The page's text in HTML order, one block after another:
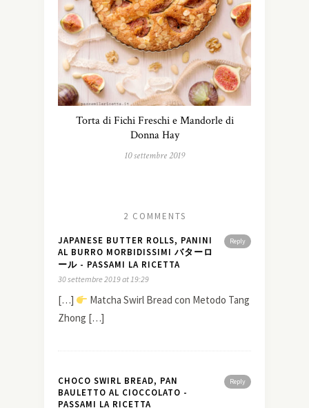
Torta di Fichi Freschi e Mandorle di
Donna Hay
10 settembre 2019
2 COMMENTS
Reply
JAPANESE BUTTER ROLLS, PANINI
AL BURRO MORBIDISSIMI バターロ
ール - PASSAMI LA RICETTA
30 settembre 2019 at 19:29
[…]
Matcha Swirl Bread con Metodo Tang
Zhong […]
Reply
CHOCO SWIRL BREAD, PAN
BAULETTO AL CIOCCOLATO -
PASSAMI LA RICETTA